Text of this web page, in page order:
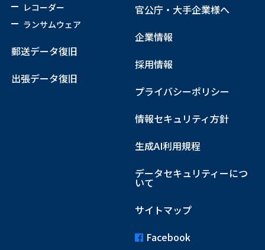
レコーダー
ランサムウェア
郵送データ復旧
出張データ復旧
官公庁・大手企業様へ
企業情報
採用情報
プライバシーポリシー
情報セキュリティ方針
生成AI利用規程
データセキュリティーにつ
いて
サイトマップ
Facebook